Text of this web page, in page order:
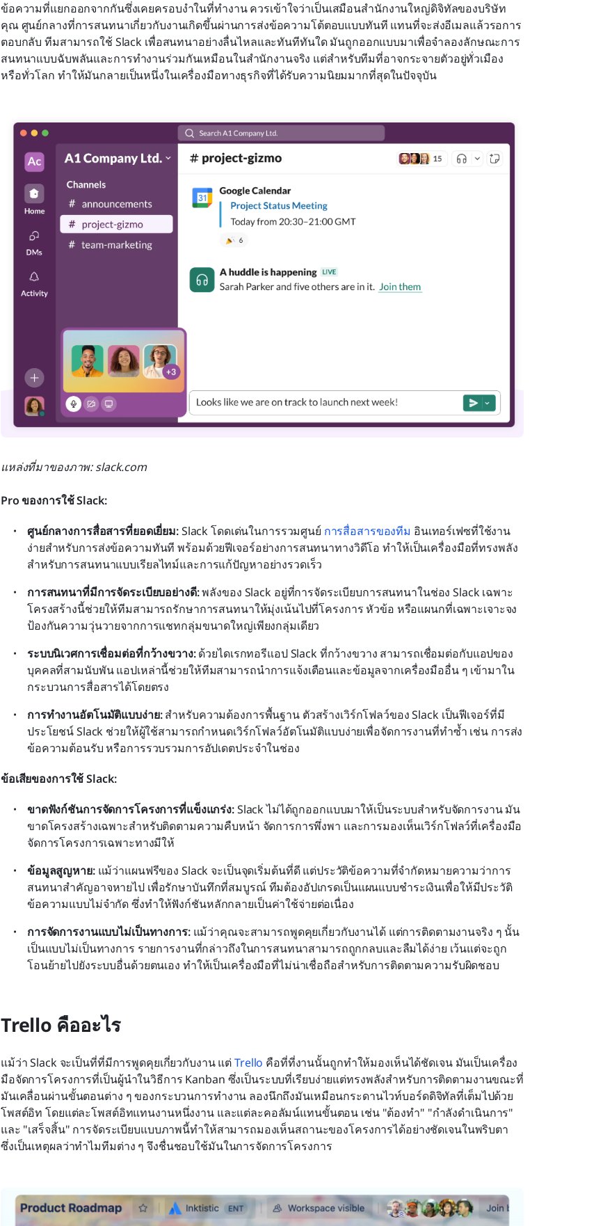
ข้อความที่แยกออกจากกันซึ่งเคยครอบงำในที่ทำงาน ควรเข้าใจว่าเป็นเสมือนสำนักงานใหญ่ดิจิทัลของบริษัท
คุณ ศูนย์กลางที่การสนทนาเกี่ยวกับงานเกิดขึ้นผ่านการส่งข้อความโต้ตอบแบบทันที แทนที่จะส่งอีเมลแล้วรอการ
ตอบกลับ ทีมสามารถใช้ Slack เพื่อสนทนาอย่างลื่นไหลและทันทีทันใด มันถูกออกแบบมาเพื่อจำลองลักษณะการ
สนทนาแบบฉับพลันและการทำงานร่วมกันเหมือนในสำนักงานจริง แต่สำหรับทีมที่อาจกระจายตัวอยู่ทั่วเมือง
หรือทั่วโลก ทำให้มันกลายเป็นหนึ่งในเครื่องมือทางธุรกิจที่ได้รับความนิยมมากที่สุดในปัจจุบัน
แหล่งที่มาของภาพ: slack.com
Pro ของการใช้ Slack:
ศูนย์กลางการสื่อสารที่ยอดเยี่ยม: Slack โดดเด่นในการรวมศูนย์ การสื่อสารของทีม อินเทอร์เฟซที่ใช้งาน
ง่ายสำหรับการส่งข้อความทันที พร้อมด้วยฟีเจอร์อย่างการสนทนาทางวิดีโอ ทำให้เป็นเครื่องมือที่ทรงพลัง
สำหรับการสนทนาแบบเรียลไทม์และการแก้ปัญหาอย่างรวดเร็ว
การสนทนาที่มีการจัดระเบียบอย่างดี: พลังของ Slack อยู่ที่การจัดระเบียบการสนทนาในช่อง Slack เฉพาะ
โครงสร้างนี้ช่วยให้ทีมสามารถรักษาการสนทนาให้มุ่งเน้นไปที่โครงการ หัวข้อ หรือแผนกที่เฉพาะเจาะจง
ป้องกันความวุ่นวายจากการแชทกลุ่มขนาดใหญ่เพียงกลุ่มเดียว
ระบบนิเวศการเชื่อมต่อที่กว้างขวาง: ด้วยไดเรกทอรีแอป Slack ที่กว้างขวาง สามารถเชื่อมต่อกับแอปของ
บุคคลที่สามนับพัน แอปเหล่านี้ช่วยให้ทีมสามารถนำการแจ้งเตือนและข้อมูลจากเครื่องมืออื่น ๆ เข้ามาใน
กระบวนการสื่อสารได้โดยตรง
การทำงานอัตโนมัติแบบง่าย: สำหรับความต้องการพื้นฐาน ตัวสร้างเวิร์กโฟลว์ของ Slack เป็นฟีเจอร์ที่มี
ประโยชน์ Slack ช่วยให้ผู้ใช้สามารถกำหนดเวิร์กโฟลว์อัตโนมัติแบบง่ายเพื่อจัดการงานที่ทำซ้ำ เช่น การส่ง
ข้อความต้อนรับ หรือการรวบรวมการอัปเดตประจำในช่อง
ข้อเสียของการใช้ Slack:
ขาดฟังก์ชันการจัดการโครงการที่แข็งแกร่ง: Slack ไม่ได้ถูกออกแบบมาให้เป็นระบบสำหรับจัดการงาน มัน
ขาดโครงสร้างเฉพาะสำหรับติดตามความคืบหน้า จัดการการพึ่งพา และการมองเห็นเวิร์กโฟลว์ที่เครื่องมือ
จัดการโครงการเฉพาะทางมีให้
ข้อมูลสูญหาย: แม้ว่าแผนฟรีของ Slack จะเป็นจุดเริ่มต้นที่ดี แต่ประวัติข้อความที่จำกัดหมายความว่าการ
สนทนาสำคัญอาจหายไป เพื่อรักษาบันทึกที่สมบูรณ์ ทีมต้องอัปเกรดเป็นแผนแบบชำระเงินเพื่อให้มีประวัติ
ข้อความแบบไม่จำกัด ซึ่งทำให้ฟังก์ชันหลักกลายเป็นค่าใช้จ่ายต่อเนื่อง
การจัดการงานแบบไม่เป็นทางการ: แม้ว่าคุณจะสามารถพูดคุยเกี่ยวกับงานได้ แต่การติดตามงานจริง ๆ นั้น
เป็นแบบไม่เป็นทางการ รายการงานที่กล่าวถึงในการสนทนาสามารถถูกกลบและลืมได้ง่าย เว้นแต่จะถูก
โอนย้ายไปยังระบบอื่นด้วยตนเอง ทำให้เป็นเครื่องมือที่ไม่น่าเชื่อถือสำหรับการติดตามความรับผิดชอบ
Trello คืออะไร
แม้ว่า Slack จะเป็นที่ที่มีการพูดคุยเกี่ยวกับงาน แต่ Trello คือที่ที่งานนั้นถูกทำให้มองเห็นได้ชัดเจน มันเป็นเครื่อง
มือจัดการโครงการที่เป็นผู้นำในวิธีการ Kanban ซึ่งเป็นระบบที่เรียบง่ายแต่ทรงพลังสำหรับการติดตามงานขณะที่
มันเคลื่อนผ่านขั้นตอนต่าง ๆ ของกระบวนการทำงาน ลองนึกถึงมันเหมือนกระดานไวท์บอร์ดดิจิทัลที่เต็มไปด้วย
โพสต์อิท โดยแต่ละโพสต์อิทแทนงานหนึ่งงาน และแต่ละคอลัมน์แทนขั้นตอน เช่น "ต้องทำ" "กำลังดำเนินการ"
และ "เสร็จสิ้น" การจัดระเบียบแบบภาพนี้ทำให้สามารถมองเห็นสถานะของโครงการได้อย่างชัดเจนในพริบตา
ซึ่งเป็นเหตุผลว่าทำไมทีมต่าง ๆ จึงชื่นชอบใช้มันในการจัดการโครงการ